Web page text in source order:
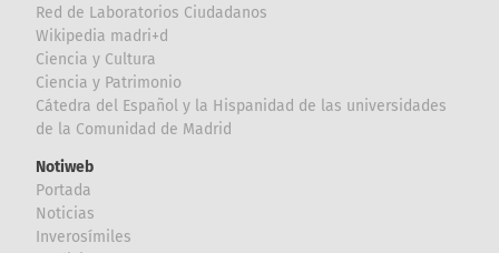
Red de Laboratorios Ciudadanos
Wikipedia madri+d
Ciencia y Cultura
Ciencia y Patrimonio
Cátedra del Español y la Hispanidad de las universidades
de la Comunidad de Madrid
Notiweb
Portada
Noticias
Inverosímiles